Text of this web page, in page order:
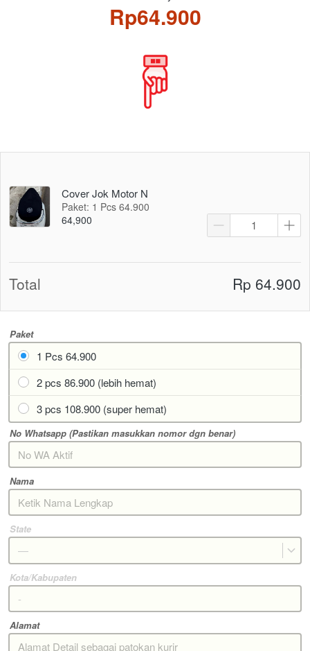
Rp64.900
Paket
1 Pcs 64.900
2 pcs 86.900 (lebih hemat)
3 pcs 108.900 (super hemat)
No Whatsapp (Pastikan masukkan nomor dgn benar)
Nama
State
—
Kota/Kabupaten
Alamat
Cover Jok Motor N
Paket: 1 Pcs 64.900
64,900
Total Rp 64.900